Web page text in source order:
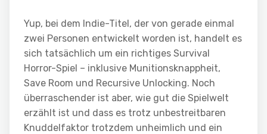
Yup, bei dem Indie-Titel, der von gerade einmal
zwei Personen entwickelt worden ist, handelt es
sich tatsächlich um ein richtiges Survival
Horror-Spiel – inklusive Munitionsknappheit,
Save Room und Recursive Unlocking. Noch
überraschender ist aber, wie gut die Spielwelt
erzählt ist und dass es trotz unbestreitbaren
Knuddelfaktor trotzdem unheimlich und ein